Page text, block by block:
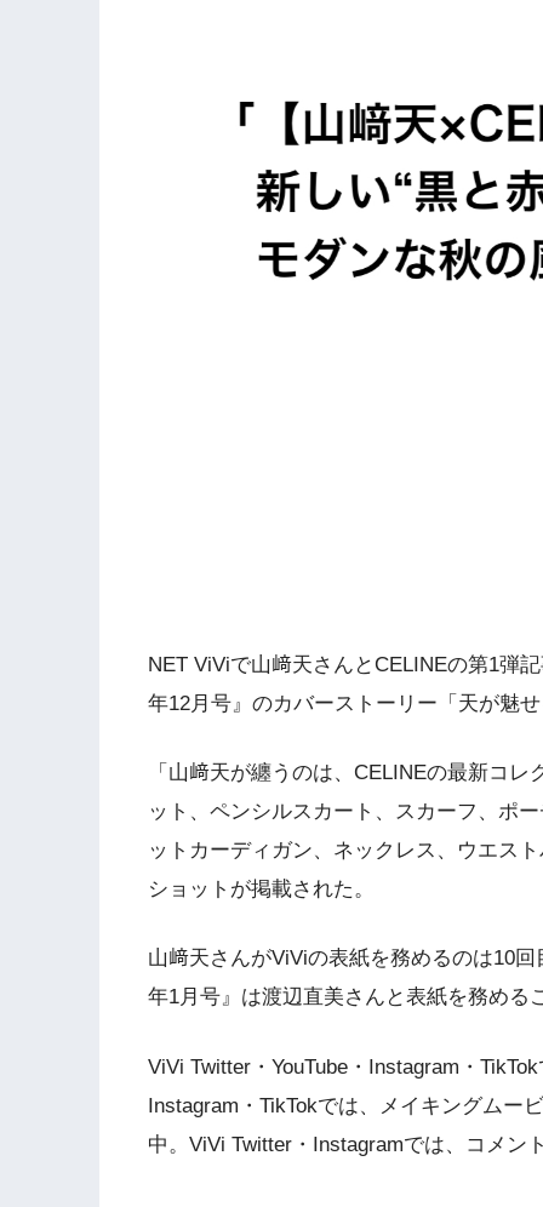
NET ViViで山﨑天さんとCELINEの第1弾
年12月号』のカバーストーリー「天が魅
「山﨑天が纏うのは、CELINEの最新コ
ット、ペンシルスカート、スカーフ、ポ
ットカーディガン、ネックレス、ウエス
ショットが掲載された。
山﨑天さんがViViの表紙を務めるのは10
年1月号』は渡辺直美さんと表紙を務める
ViVi Twitter・YouTube・Instagram・
Instagram・TikTokでは、メイキングムー
中。ViVi Twitter・Instagramでは、コメン